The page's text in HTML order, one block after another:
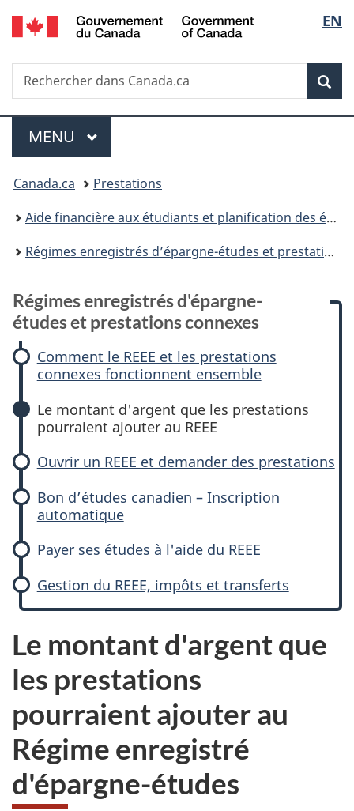
Passer
au
principal
Passer
à
Régimes
d'épargne-
Passer
à
Au
du
Passer
à
version
simplifiée
de
la
EN
Recherche
Rechercher
dans
Menu
MENU PRINCIPAL
Vous
êtes
ici :
Canada.ca
Prestations
Aide financière aux étudiants et planification des études
Régimes enregistrés d’épargne-études et prestations connexes
Régimes enregistrés d'épargne-
études et prestations connexes
Comment le REEE et les prestations
connexes fonctionnent ensemble
Le montant d'argent que les prestations
pourraient ajouter au REEE
Ouvrir un REEE et demander des prestations
Bon d’études canadien – Inscription
automatique
Payer ses études à l'aide du REEE
Gestion du REEE, impôts et transferts
Le montant d'argent que
les prestations
pourraient ajouter au
Régime enregistré
d'épargne-études